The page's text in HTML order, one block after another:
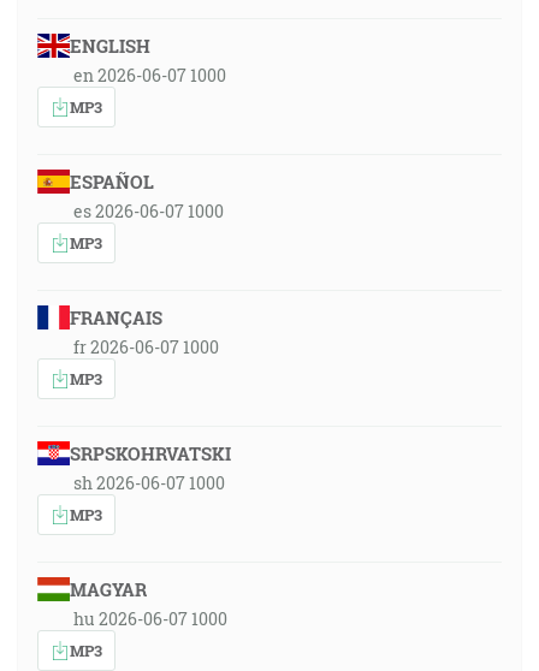
ENGLISH
en 2026-06-07 1000
MP3
ESPAÑOL
es 2026-06-07 1000
MP3
FRANÇAIS
fr 2026-06-07 1000
MP3
SRPSKOHRVATSKI
sh 2026-06-07 1000
MP3
MAGYAR
hu 2026-06-07 1000
MP3